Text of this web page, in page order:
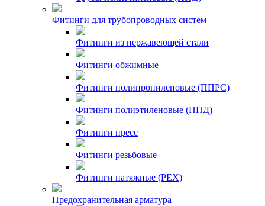
Фитинги для трубопроводных систем
Фитинги из нержавеющей стали
Фитинги обжимные
Фитинги полипропиленовые (ППРС)
Фитинги полиэтиленовые (ПНД)
Фитинги пресс
Фитинги резьбовые
Фитинги натяжные (PEX)
Предохранительная арматура